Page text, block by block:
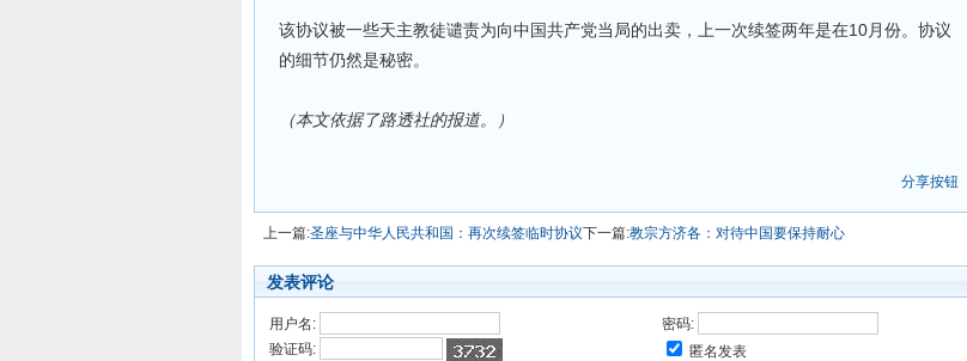
该协议被一些天主教徒谴责为向中国共产党当局的出卖，上一次续签两年是在10月份。协议
的细节仍然是秘密。
（本文依据了路透社的报道。）
分享按钮
上一篇:圣座与中华人民共和国：再次续签临时协议下一篇:教宗方济各：对待中国要保持耐心
发表评论
用户名:
密码:
验证码:
匿名发表